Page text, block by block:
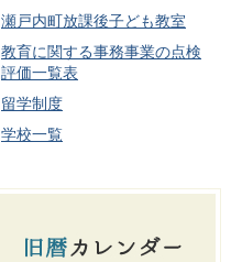
瀬戸内町放課後子ども教室
教育に関する事務事業の点検
評価一覧表
留学制度
学校一覧